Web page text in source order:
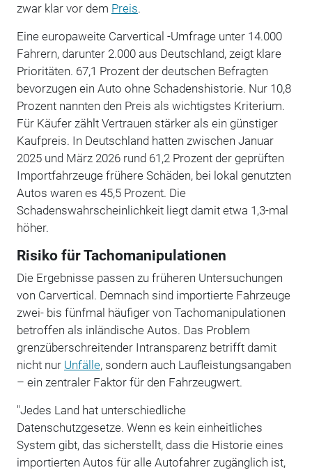
zwar klar vor dem Preis.
Eine europaweite Carvertical -Umfrage unter 14.000
Fahrern, darunter 2.000 aus Deutschland, zeigt klare
Prioritäten. 67,1 Prozent der deutschen Befragten
bevorzugen ein Auto ohne Schadenshistorie. Nur 10,8
Prozent nannten den Preis als wichtigstes Kriterium.
Für Käufer zählt Vertrauen stärker als ein günstiger
Kaufpreis. In Deutschland hatten zwischen Januar
2025 und März 2026 rund 61,2 Prozent der geprüften
Importfahrzeuge frühere Schäden, bei lokal genutzten
Autos waren es 45,5 Prozent. Die
Schadenswahrscheinlichkeit liegt damit etwa 1,3-mal
höher.
Risiko für Tachomanipulationen
Die Ergebnisse passen zu früheren Untersuchungen
von Carvertical. Demnach sind importierte Fahrzeuge
zwei- bis fünfmal häufiger von Tachomanipulationen
betroffen als inländische Autos. Das Problem
grenzüberschreitender Intransparenz betrifft damit
nicht nur Unfälle, sondern auch Laufleistungsangaben
– ein zentraler Faktor für den Fahrzeugwert.
"Jedes Land hat unterschiedliche
Datenschutzgesetze. Wenn es kein einheitliches
System gibt, das sicherstellt, dass die Historie eines
importierten Autos für alle Autofahrer zugänglich ist,